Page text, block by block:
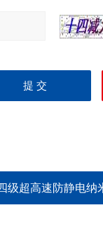
级超高速防静电纳